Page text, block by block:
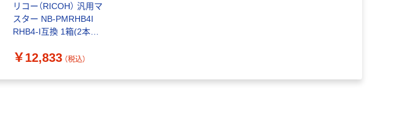
リコー（RICOH） 汎用マ
スター NB-PMRHB4I
RHB4-I互換 1箱(2本入)
￥12,833 （税込）